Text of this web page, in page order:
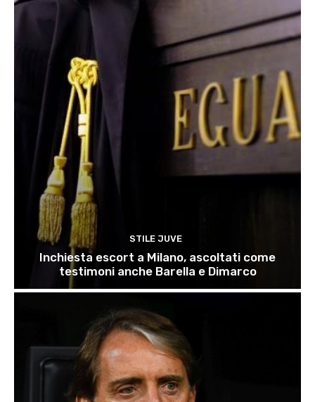
STILE JUVE
Inchiesta escort a Milano, ascoltati come
testimoni anche Barella e Dimarco